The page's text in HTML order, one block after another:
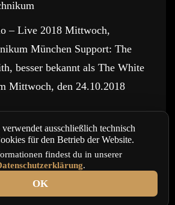
– Live 2018 Mittwoch,
München Support: The
besser bekannt als The White
Mittwoch, den 24.10.2018
ausschließlich technisch
für den Betrieb der Website.
findest du in unserer
.
OK